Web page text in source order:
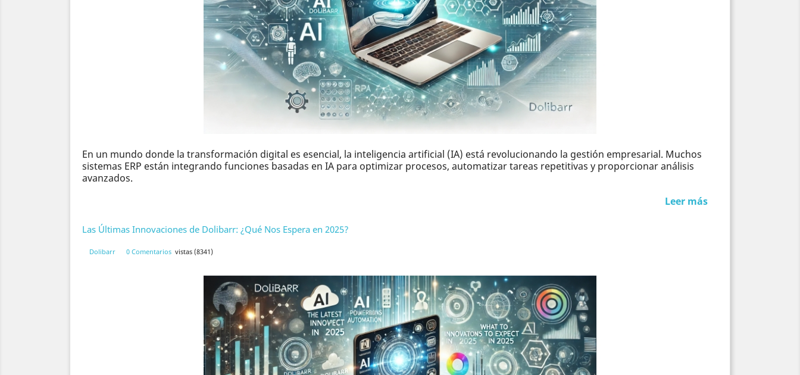
En un mundo donde la transformación digital es esencial, la inteligencia artificial (IA) está revolucionando la gestión empresarial. Muchos
sistemas ERP están integrando funciones basadas en IA para optimizar procesos, automatizar tareas repetitivas y proporcionar análisis
avanzados.
Leer más
Las Últimas Innovaciones de Dolibarr: ¿Qué Nos Espera en 2025?
Dolibarr 0 Comentarios vistas (8341)